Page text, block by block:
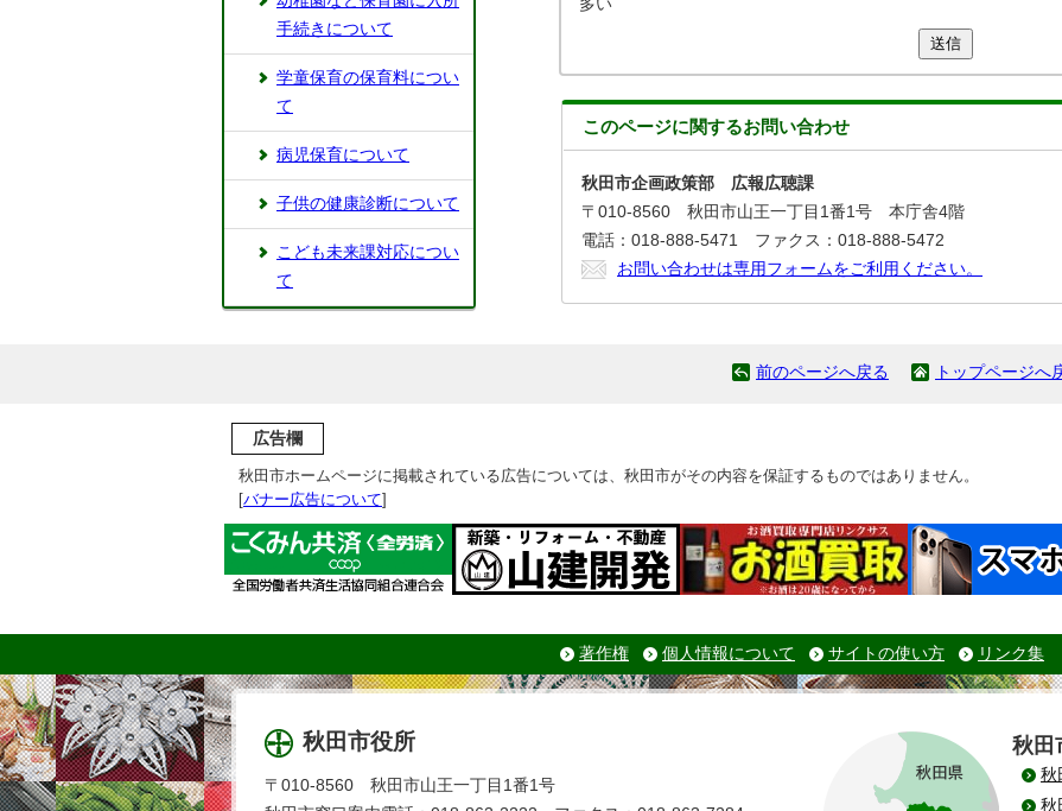
多い
送信
このページに関するお問い合わせ
秋田市企画政策部 広報広聴課
〒010-8560 秋田市山王一丁目1番1号 本庁舎4階
電話：018-888-5471 ファクス：018-888-5472
お問い合わせは専用フォームをご利用ください。
⼿続きについて
学童保育の保育料につい
て
病児保育について
⼦供の健康診断について
こども未来課対応につい
て
前のページへ戻る トップページへ
広告欄
秋田市ホームページに掲載されている広告については、秋田市がその内容を保証するものではありません。
[バナー広告について]
著作権 個人情報について サイトの使い方 リンク集
秋田市役所
〒010-8560 秋田市山王一丁目1番1号
秋田
秋
秋